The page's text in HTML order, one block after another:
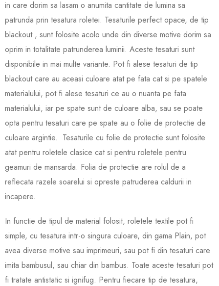
in care dorim sa lasam o anumita cantitate de lumina sa
patrunda prin tesatura roletei. Tesaturile perfect opace, de tip
blackout , sunt folosite acolo unde din diverse motive dorim sa
oprim in totalitate patrunderea luminii. Aceste tesaturi sunt
disponibile in mai multe variante. Pot fi alese tesaturi de tip
blackout care au aceasi culoare atat pe fata cat si pe spatele
materialului, pot fi alese tesaturi ce au o nuanta pe fata
materialului, iar pe spate sunt de culoare alba, sau se poate
opta pentru tesaturi care pe spate au o folie de protectie de
culoare argintie. Tesaturile cu folie de protectie sunt folosite
atat pentru roletele clasice cat si pentru roletele pentru
geamuri de mansarda. Folia de protectie are rolul de a
reflecata razele soarelui si opreste patruderea caldurii in
incapere.
In functie de tipul de material folosit, roletele textile pot fi
simple, cu tesatura intr-o singura culoare, din gama Plain, pot
avea diverse motive sau imprimeuri, sau pot fi din tesaturi care
imita bambusul, sau chiar din bambus. Toate aceste tesaturi pot
fi tratate antistatic si ignifug. Pentru fiecare tip de tesatura,